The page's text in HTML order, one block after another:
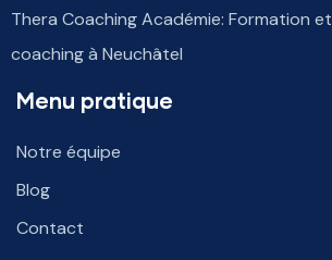
Thera Coaching Académie: Formation et
coaching à Neuchâtel
Menu pratique
Notre équipe
Blog
Contact